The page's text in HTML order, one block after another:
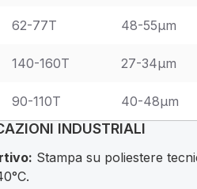
62-77T 48-55μm
140-160T 27-34μm
90-110T 40-48μm
INDUSTRIALI
Stampa su poliestere